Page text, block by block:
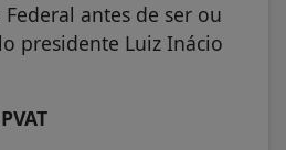
antes de ser ou
presidente Luiz Inácio